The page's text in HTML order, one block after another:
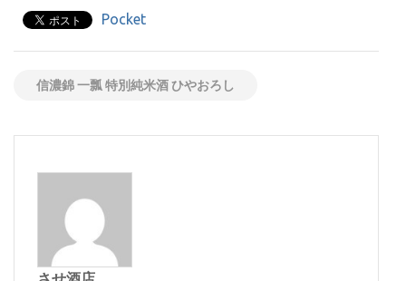
Pocket
信濃錦 一瓢 特別純米酒 ひやおろし